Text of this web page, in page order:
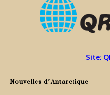
Site:
Nouvelles d’Antarctique